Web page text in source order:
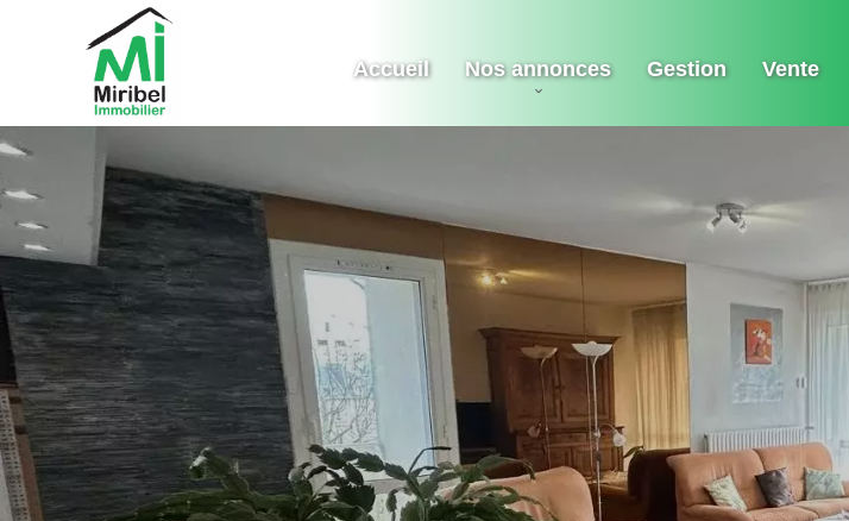
Accueil Nos annonces Gestion Vente